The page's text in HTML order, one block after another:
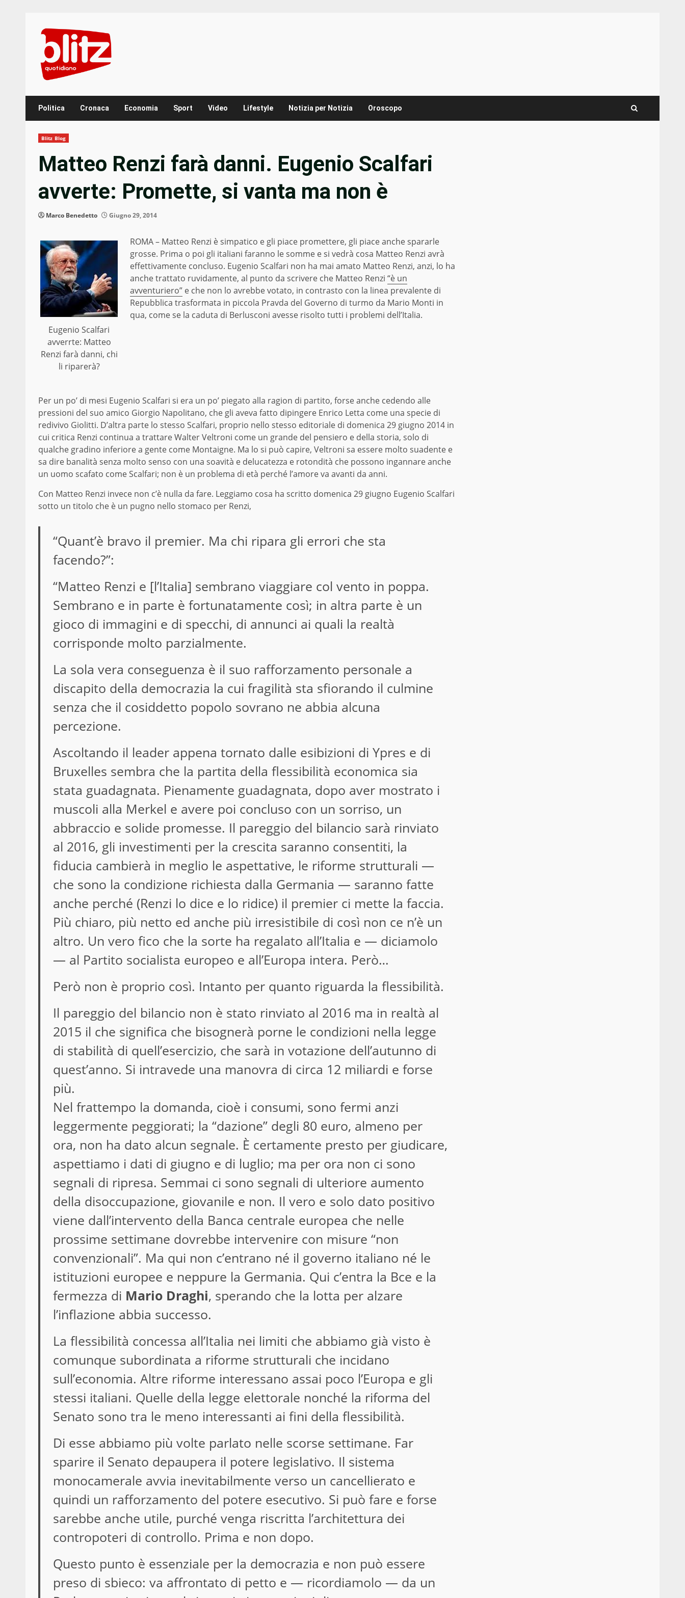
content
Politica Cronaca Economia Sport Video Lifestyle Notizia per Notizia Oroscopo
Blitz Blog
Matteo Renzi farà danni. Eugenio Scalfari
avverte: Promette, si vanta ma non è
Marco Benedetto Giugno 29, 2014
Eugenio Scalfari
avverrte: Matteo
Renzi farà danni, chi
li riparerà?
ROMA – Matteo Renzi è simpatico e gli piace promettere, gli piace anche spararle
grosse. Prima o poi gli italiani faranno le somme e si vedrà cosa Matteo Renzi avrà
effettivamente concluso. Eugenio Scalfari non ha mai amato Matteo Renzi, anzi, lo ha
anche trattato ruvidamente, al punto da scrivere che Matteo Renzi “è un
avventuriero” e che non lo avrebbe votato, in contrasto con la linea prevalente di
Repubblica trasformata in piccola Pravda del Governo di turmo da Mario Monti in
qua, come se la caduta di Berlusconi avesse risolto tutti i problemi dell’Italia.
Per un po’ di mesi Eugenio Scalfari si era un po’ piegato alla ragion di partito, forse anche cedendo alle
pressioni del suo amico Giorgio Napolitano, che gli aveva fatto dipingere Enrico Letta come una specie di
redivivo Giolitti. D’altra parte lo stesso Scalfari, proprio nello stesso editoriale di domenica 29 giugno 2014 in
cui critica Renzi continua a trattare Walter Veltroni come un grande del pensiero e della storia, solo di
qualche gradino inferiore a gente come Montaigne. Ma lo si può capire, Veltroni sa essere molto suadente e
sa dire banalità senza molto senso con una soavità e delucatezza e rotondità che possono ingannare anche
un uomo scafato come Scalfari; non è un problema di età perché l’amore va avanti da anni.
Con Matteo Renzi invece non c’è nulla da fare. Leggiamo cosa ha scritto domenica 29 giugno Eugenio Scalfari
sotto un titolo che è un pugno nello stomaco per Renzi,
“Quant’è bravo il premier. Ma chi ripara gli errori che sta
facendo?”:
“Matteo Renzi e [l’Italia] sembrano viaggiare col vento in poppa.
Sembrano e in parte è fortunatamente così; in altra parte è un
gioco di immagini e di specchi, di annunci ai quali la realtà
corrisponde molto parzialmente.
La sola vera conseguenza è il suo rafforzamento personale a
discapito della democrazia la cui fragilità sta sfiorando il culmine
senza che il cosiddetto popolo sovrano ne abbia alcuna
percezione.
Ascoltando il leader appena tornato dalle esibizioni di Ypres e di
Bruxelles sembra che la partita della flessibilità economica sia
stata guadagnata. Pienamente guadagnata, dopo aver mostrato i
muscoli alla Merkel e avere poi concluso con un sorriso, un
abbraccio e solide promesse. Il pareggio del bilancio sarà rinviato
al 2016, gli investimenti per la crescita saranno consentiti, la
fiducia cambierà in meglio le aspettative, le riforme strutturali —
che sono la condizione richiesta dalla Germania — saranno fatte
anche perché (Renzi lo dice e lo ridice) il premier ci mette la faccia.
Più chiaro, più netto ed anche più irresistibile di così non ce n’è un
altro. Un vero fico che la sorte ha regalato all’Italia e — diciamolo
— al Partito socialista europeo e all’Europa intera. Però…
Però non è proprio così. Intanto per quanto riguarda la flessibilità.
Il pareggio del bilancio non è stato rinviato al 2016 ma in realtà al
2015 il che significa che bisognerà porne le condizioni nella legge
di stabilità di quell’esercizio, che sarà in votazione dell’autunno di
quest’anno. Si intravede una manovra di circa 12 miliardi e forse
più.
Nel frattempo la domanda, cioè i consumi, sono fermi anzi
leggermente peggiorati; la “dazione” degli 80 euro, almeno per
ora, non ha dato alcun segnale. È certamente presto per giudicare,
aspettiamo i dati di giugno e di luglio; ma per ora non ci sono
segnali di ripresa. Semmai ci sono segnali di ulteriore aumento
della disoccupazione, giovanile e non. Il vero e solo dato positivo
viene dall’intervento della Banca centrale europea che nelle
prossime settimane dovrebbe intervenire con misure “non
convenzionali”. Ma qui non c’entrano né il governo italiano né le
istituzioni europee e neppure la Germania. Qui c’entra la Bce e la
fermezza di Mario Draghi, sperando che la lotta per alzare
l’inflazione abbia successo.
La flessibilità concessa all’Italia nei limiti che abbiamo già visto è
comunque subordinata a riforme strutturali che incidano
sull’economia. Altre riforme interessano assai poco l’Europa e gli
stessi italiani. Quelle della legge elettorale nonché la riforma del
Senato sono tra le meno interessanti ai fini della flessibilità.
Di esse abbiamo più volte parlato nelle scorse settimane. Far
sparire il Senato depaupera il potere legislativo. Il sistema
monocamerale avvia inevitabilmente verso un cancellierato e
quindi un rafforzamento del potere esecutivo. Si può fare e forse
sarebbe anche utile, purché venga riscritta l’architettura dei
contropoteri di controllo. Prima e non dopo.
Questo punto è essenziale per la democrazia e non può essere
preso di sbieco: va affrontato di petto e — ricordiamolo — da un